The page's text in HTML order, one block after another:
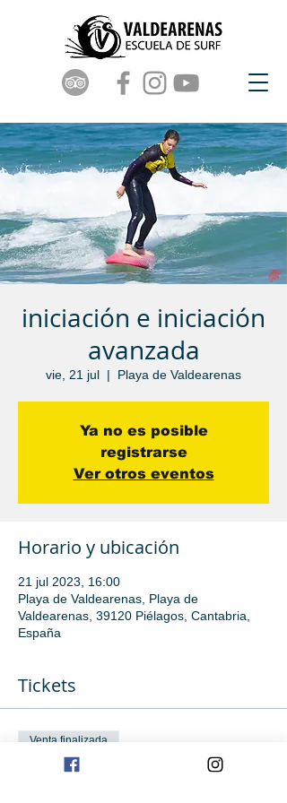
iniciación e iniciación
avanzada
vie, 21 jul
  |
Playa de Valdearenas
Ya no es posible
registrarse
Ver otros eventos
Horario y ubicación
21 jul 2023, 16:00
Playa de Valdearenas, Playa de
Valdearenas, 39120 Piélagos, Cantabria,
España
Tickets
Venta finalizada
Tipo de entrada